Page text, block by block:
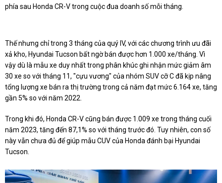
phía sau Honda CR-V trong cuộc đua doanh số mỗi tháng.
Thế nhưng chỉ trong 3 tháng của quý IV, với các chương trình ưu đãi
xả kho, Hyundai Tucson bất ngờ bán được hơn 1.000 xe/tháng. Vì
vậy dù là mẫu xe duy nhất trong phân khúc ghi nhận mức giảm âm
30 xe so với tháng 11, "cựu vương" của nhóm SUV cỡ C đã kịp nâng
tổng lượng xe bán ra thị trường trong cả năm đạt mức 6.164 xe, tăng
gần 5% so với năm 2022.
Trong khi đó, Honda CR-V cũng bán được 1.009 xe trong tháng cuối
năm 2023, tăng đến 87,1% so với tháng trước đó. Tuy nhiên, con số
này vẫn chưa đủ để giúp mẫu CUV của Honda đánh bại Hyundai
Tucson.